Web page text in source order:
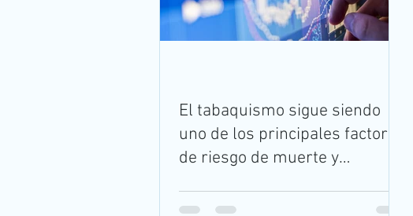
El tabaquismo sigue siendo
uno de los principales factores
de riesgo de muerte y